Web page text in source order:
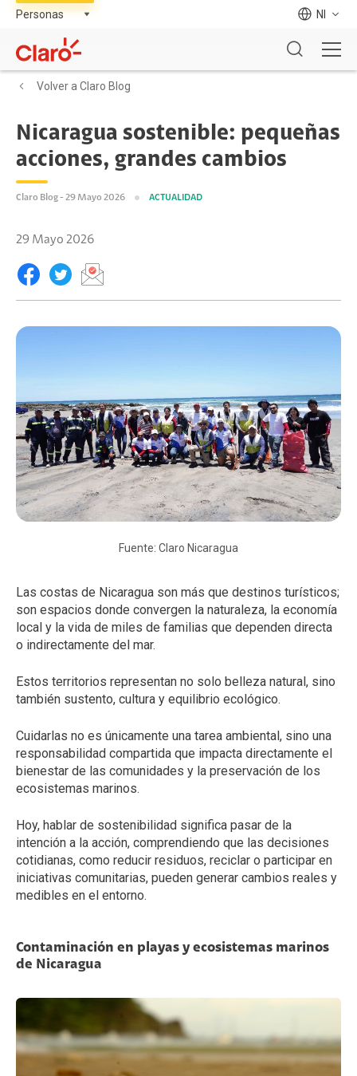
NI
Volver a Claro Blog
Nicaragua sostenible: pequeñas
acciones, grandes cambios
Claro Blog - 29 Mayo 2026 ACTUALIDAD
29 Mayo 2026
Fuente: Claro Nicaragua
Las costas de Nicaragua son más que destinos turísticos;
son espacios donde convergen la naturaleza, la economía
local y la vida de miles de familias que dependen directa
o indirectamente del mar.
Estos territorios representan no solo belleza natural, sino
también sustento, cultura y equilibrio ecológico.
Cuidarlas no es únicamente una tarea ambiental, sino una
responsabilidad compartida que impacta directamente el
bienestar de las comunidades y la preservación de los
ecosistemas marinos.
Hoy, hablar de sostenibilidad significa pasar de la
intención a la acción, comprendiendo que las decisiones
cotidianas, como reducir residuos, reciclar o participar en
iniciativas comunitarias, pueden generar cambios reales y
medibles en el entorno.
Contaminación en playas y ecosistemas marinos
de Nicaragua